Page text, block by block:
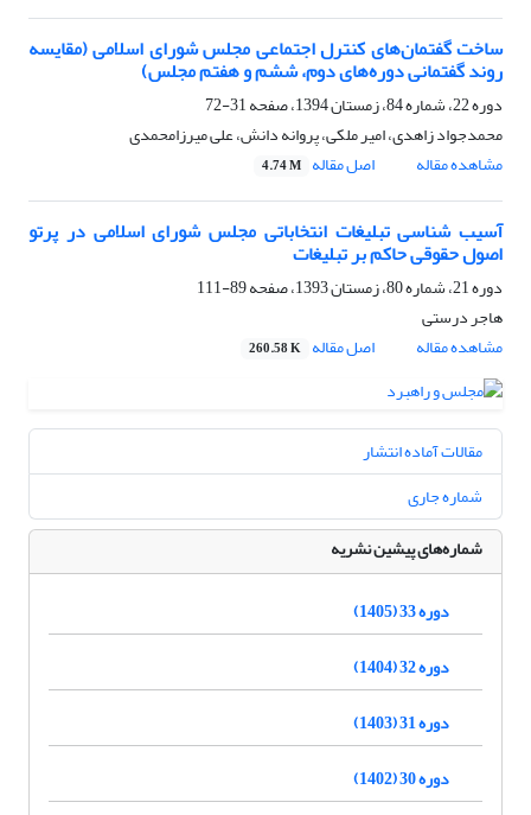
ساخت گفتمان‌های کنترل اجتماعی مجلس شورای اسلامی (مقایسه
روند گفتمانی دوره‌های دوم، ششم و هفتم مجلس)
دوره 22، شماره 84، زمستان 1394، صفحه
31-72
محمدجواد زاهدی، امیر ملکی، پروانه دانش، علی میرزامحمدی
مشاهده مقاله
اصل مقاله 4.74 M
آسیب شناسی تبلیغات انتخاباتی مجلس شورای اسلامی در پرتو
اصول حقوقی حاکم بر تبلیغات
دوره 21، شماره 80، زمستان 1393، صفحه
89-111
هاجر درستی
مشاهده مقاله
اصل مقاله 260.58 K
مقالات آماده انتشار
شماره جاری
شماره‌های پیشین نشریه
دوره 33 (1405)
دوره 32 (1404)
دوره 31 (1403)
دوره 30 (1402)